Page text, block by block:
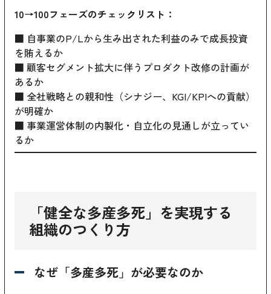
10→100フェーズのチェックリスト：
■ 自事業のP/Lから生み出された利益のみで成長投資
を賄えるか
■ 顧客セグメント拡大に伴うプロダクト改修の計画が
あるか
■ 全社戦略との親和性（シナジー、KGI/KPIへの貢献）
が明確か
■ 事業運営体制の内製化・自立化の見通しが立ってい
るか
「健全な多産多死」を実現する
組織のつくり方
なぜ「多産多死」が必要なのか